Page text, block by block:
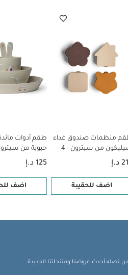
- نقشة مركبات
مجموعة قاطعات فاكهة بتصميم
منظمات صندوق غداء
سيليكون من سيترون - 4
بلون بيج/بنفسجي
كراميل
د.إ
اضف للحقيبة
طقم أدوات
حيوية من
مركبات
125 د.إ
اضف
تصله أحدث عروضنا ومنتجاتنا الجديدة.